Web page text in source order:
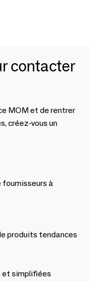
contacter
MOM et de rentrer
créez-vous un
fournisseurs à
produits tendances
et simplifiées